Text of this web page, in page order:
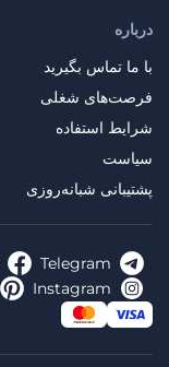
درباره
با ما تماس بگیرید
فرصت‌های شغلی
شرایط استفاده
سیاست
پشتیبانی شبانه‌روزی
Telegram
Instagram